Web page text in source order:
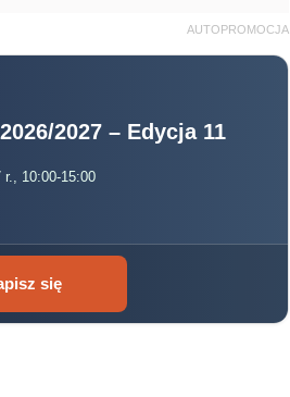
AUTOPROMOCJA
2027 – Edycja 11
r., 10:00-15:00
się